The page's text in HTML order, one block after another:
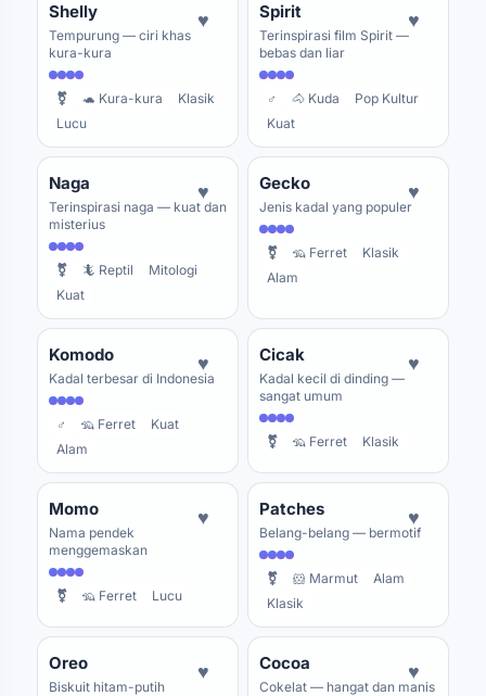
♥
Shelly
Tempurung — ciri khas
kura-kura
⚧ 🐢 Kura-kura
Klasik
Lucu
♥
Spirit
Terinspirasi film Spirit —
bebas dan liar
♂ 🐴 Kuda
Pop Kultur
Kuat
♥
Naga
Terinspirasi naga — kuat dan
misterius
⚧ 🦎 Reptil
Mitologi
Kuat
♥
Gecko
Jenis kadal yang populer
⚧ 🦡 Ferret
Klasik
Alam
♥
Komodo
Kadal terbesar di Indonesia
♂ 🦡 Ferret
Kuat
Alam
♥
Cicak
Kadal kecil di dinding —
sangat umum
⚧ 🦡 Ferret Klasik
♥
Momo
Nama pendek
menggemaskan
⚧ 🦡 Ferret Lucu
♥
Patches
Belang-belang — bermotif
⚧ 🐹 Marmut
Alam
Klasik
♥
Oreo
Biskuit hitam-putih
♥
Cocoa
Cokelat — hangat dan manis